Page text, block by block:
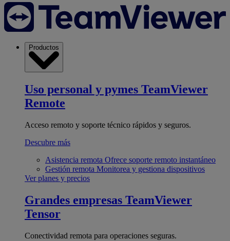
Productos
Uso personal y pymes TeamViewer
Remote
Acceso remoto y soporte técnico rápidos y seguros.
Descubre más
Asistencia remota Ofrece soporte remoto instantáneo
Gestión remota Monitorea y gestiona dispositivos
Ver planes y precios
Grandes empresas TeamViewer
Tensor
Conectividad remota para operaciones seguras.